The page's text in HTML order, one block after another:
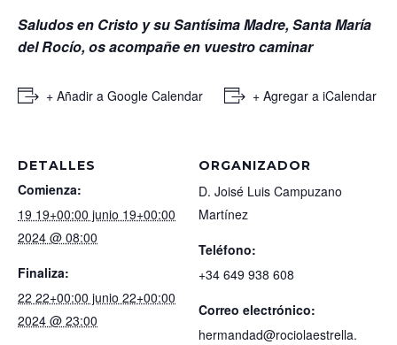
Saludos en Cristo y su Santísima Madre, Santa María
del Rocío, os acompañe en vuestro caminar
+ Añadir a Google Calendar + Agregar a iCalendar
DETALLES
Comienza:
19 19+00:00 junio 19+00:00
2024 @ 08:00
Finaliza:
22 22+00:00 junio 22+00:00
2024 @ 23:00
ORGANIZADOR
D. Joisé Luis Campuzano
Martínez
Teléfono:
+34 649 938 608
Correo electrónico:
hermandad@rociolaestrella.